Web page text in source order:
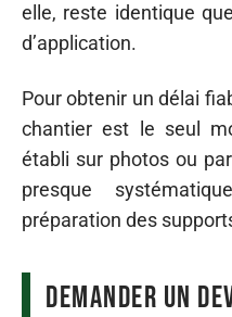
elle, reste identique
d’application.
Pour obtenir un délai
chantier est le seul
établi sur photos ou
presque
préparation des
Demander un